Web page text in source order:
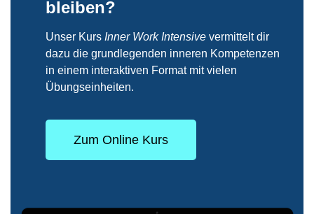
bleiben?
Unser Kurs Inner Work Intensive vermittelt dir
dazu die grundlegenden inneren Kompetenzen
in einem interaktiven Format mit vielen
Übungseinheiten.
Zum Online Kurs